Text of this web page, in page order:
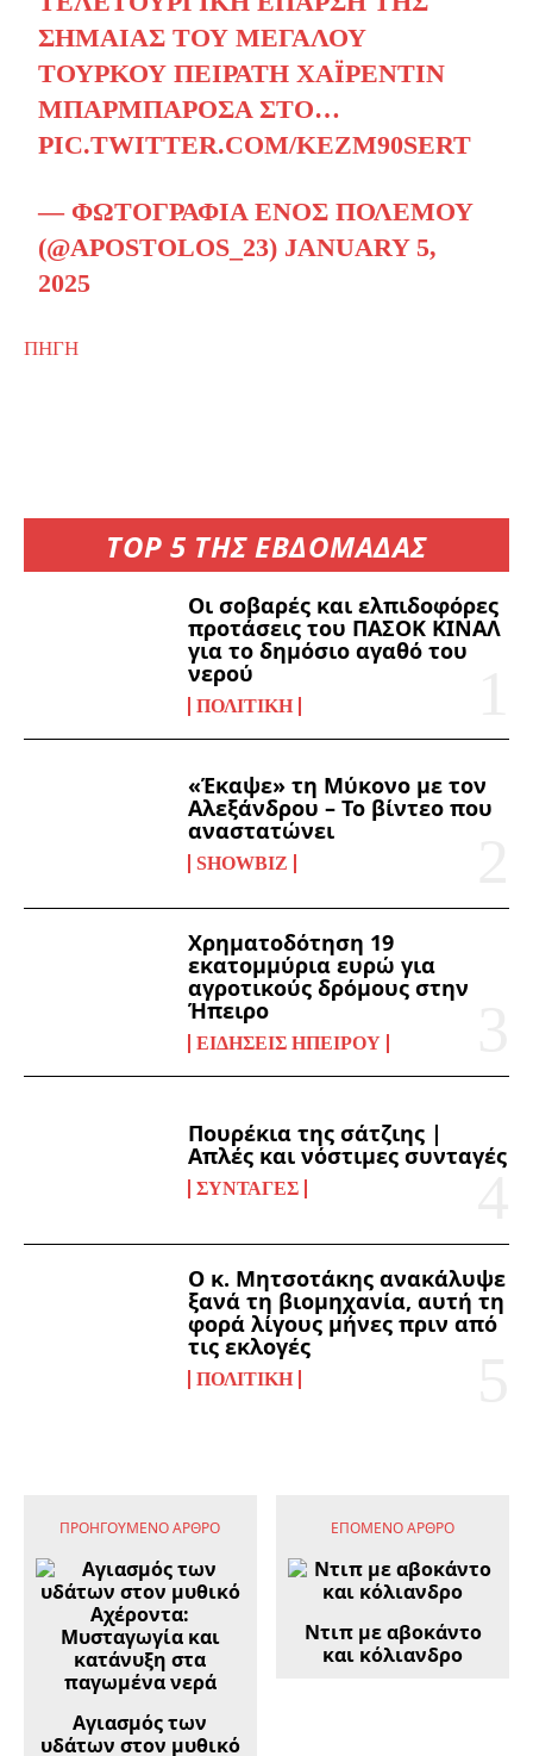
TOP 5 ΤΗΣ ΕΒΔΟΜΑΔΑΣ
Οι σοβαρές και ελπιδοφόρες
προτάσεις του ΠΑΣΟΚ ΚΙΝΑΛ
για το δημόσιο αγαθό του
νερού
ΠΟΛΙΤΙΚΉ
«Έκαψε» τη Μύκονο με τον
Αλεξάνδρου – Το βίντεο που
αναστατώνει
SHOWBIZ
Χρηματοδότηση 19
εκατομμύρια ευρώ για
αγροτικούς δρόμους στην
Ήπειρο
ΕΙΔΉΣΕΙΣ ΗΠΕΊΡΟΥ
Πουρέκια της σάτζιης |
Απλές και νόστιμες συνταγές
ΣΥΝΤΑΓΈΣ
Ο κ. Μητσοτάκης ανακάλυψε
ξανά τη βιομηχανία, αυτή τη
φορά λίγους μήνες πριν από
τις εκλογές
ΠΟΛΙΤΙΚΉ
ΣΗΜΑΊΑΣ ΤΟΥ ΜΕΓΆΛΟΥ
ΤΟΎΡΚΟΥ ΠΕΙΡΑΤΉ ΧΑΪΡΕΝΤΊΝ
ΜΠΑΡΜΠΑΡΌΣΑ ΣΤΟ…
PIC.TWITTER.COM/KEZM90SERT
— ΦΩΤΟΓΡΑΦΊΑ ΕΝΌΣ ΠΟΛΈΜΟΥ
(@APOSTOLOS_23) JANUARY 5,
2025
ΠΗΓΗ
ΠΡΟΗΓΟΎΜΕΝΟ ΆΡΘΡΟ
Αγιασμός των
υδάτων στον μυθικό
ΕΠΌΜΕΝΟ ΆΡΘΡΟ
Ντιπ με αβοκάντο
και κόλιανδρο